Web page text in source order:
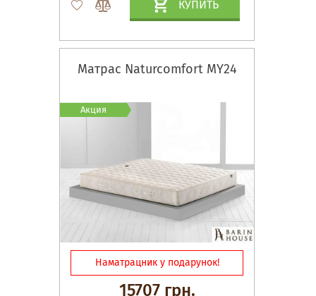
КУПИТЬ
Матрас Naturcomfort MY24
Наматрацник у подарунок!
15707 грн.
Акция